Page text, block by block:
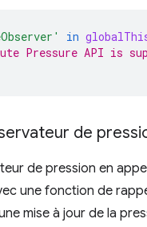
in
Pressure API is
de
de pression en
une fonction de
mise à jour de la